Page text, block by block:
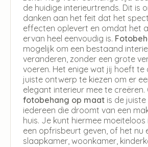
de huidige interieurtrends. Dit is
danken aan het feit dat het
effecten oplevert en omdat het
ervan heel eenvoudig is.
mogelijk om een bestaand
veranderen, zonder een grote
voeren. Het enige wat jij hoeft te
juiste ontwerp te kiezen om er
elegant interieur mee te creëren.
fotobehang op maat is de
iedereen die droomt van een
huis. Je kunt hiermee
een opfrisbeurt geven, of het nu
slaapkamer, woonkamer,